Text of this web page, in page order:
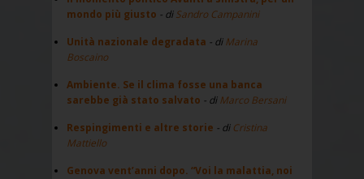
mondo più giusto - diSandro Campanini
Unità nazionale degradata - diMarina
Boscaino
Ambiente. Se il clima fosse una banca
sarebbe già stato salvato - diMarco Bersani
Respingimenti e altre storie - di Cristina
Mattiello
Genova vent’anni dopo. “Voi la malattia, noi